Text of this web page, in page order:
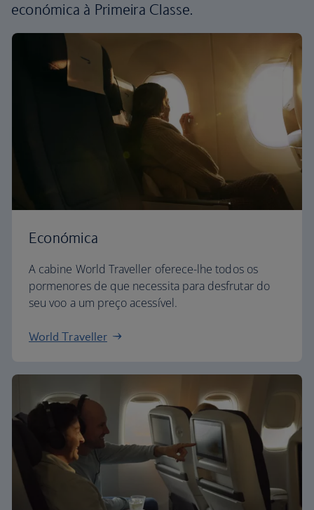
económica à Primeira Classe.
Económica
A cabine World Traveller oferece-lhe todos os
pormenores de que necessita para desfrutar do
seu voo a um preço acessível.
World Traveller